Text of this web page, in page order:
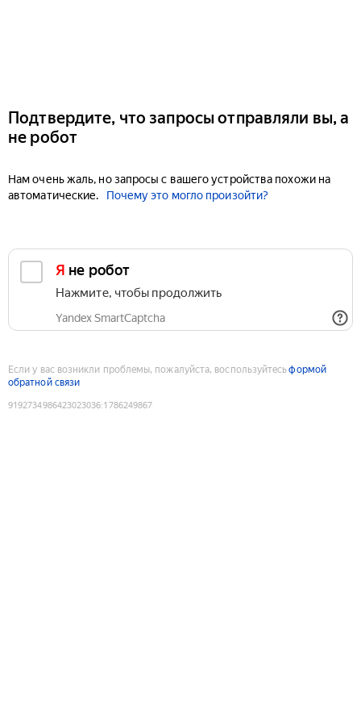
Подтвердите, что запросы отправляли вы, а
не робот
Нам очень жаль, но запросы с вашего устройства похожи на
автоматические.
Почему это могло произойти?
Я не робот
Нажмите, чтобы продолжить
Yandex SmartCaptcha
Если у вас возникли проблемы, пожалуйста, воспользуйтесьформой
обратной связи
9192734986423023036:1786249867